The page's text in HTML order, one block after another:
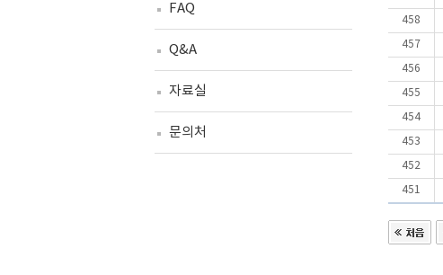
FAQ
Q&A
자료실
문의처
458
457
456
455
454
453
452
451